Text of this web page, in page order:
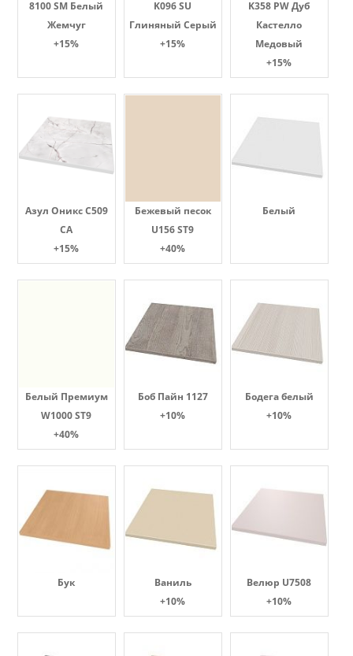
8100 SM Белый
Жемчуг
+15%
K096 SU
Глиняный Серый
+15%
K358 PW Дуб
Кастелло
Медовый
+15%
Азул Оникс С509
СА
+15%
Бежевый песок
U156 ST9
+40%
Белый
Белый Премиум
W1000 ST9
+40%
Боб Пайн 1127
+10%
Бодега белый
+10%
Бук
Ваниль
+10%
Велюр U7508
+10%